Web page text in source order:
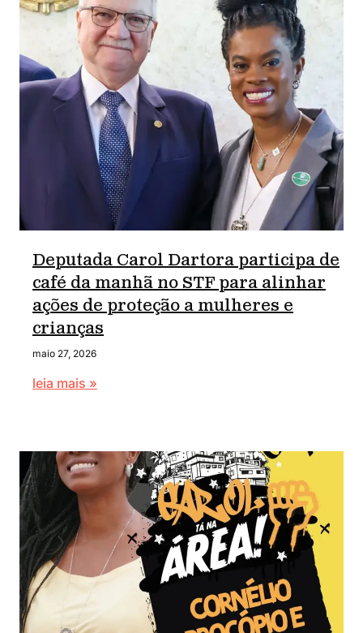
Deputada Carol Dartora participa de
café da manhã no STF para alinhar
ações de proteção a mulheres e
crianças
maio 27, 2026
leia mais »